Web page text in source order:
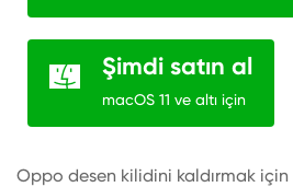
Şimdi satın al
macOS 11 ve altı için
Oppo desen kilidini kaldırmak için